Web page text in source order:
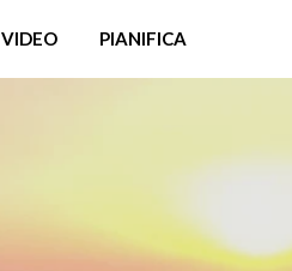
VIDEO PIANIFICA